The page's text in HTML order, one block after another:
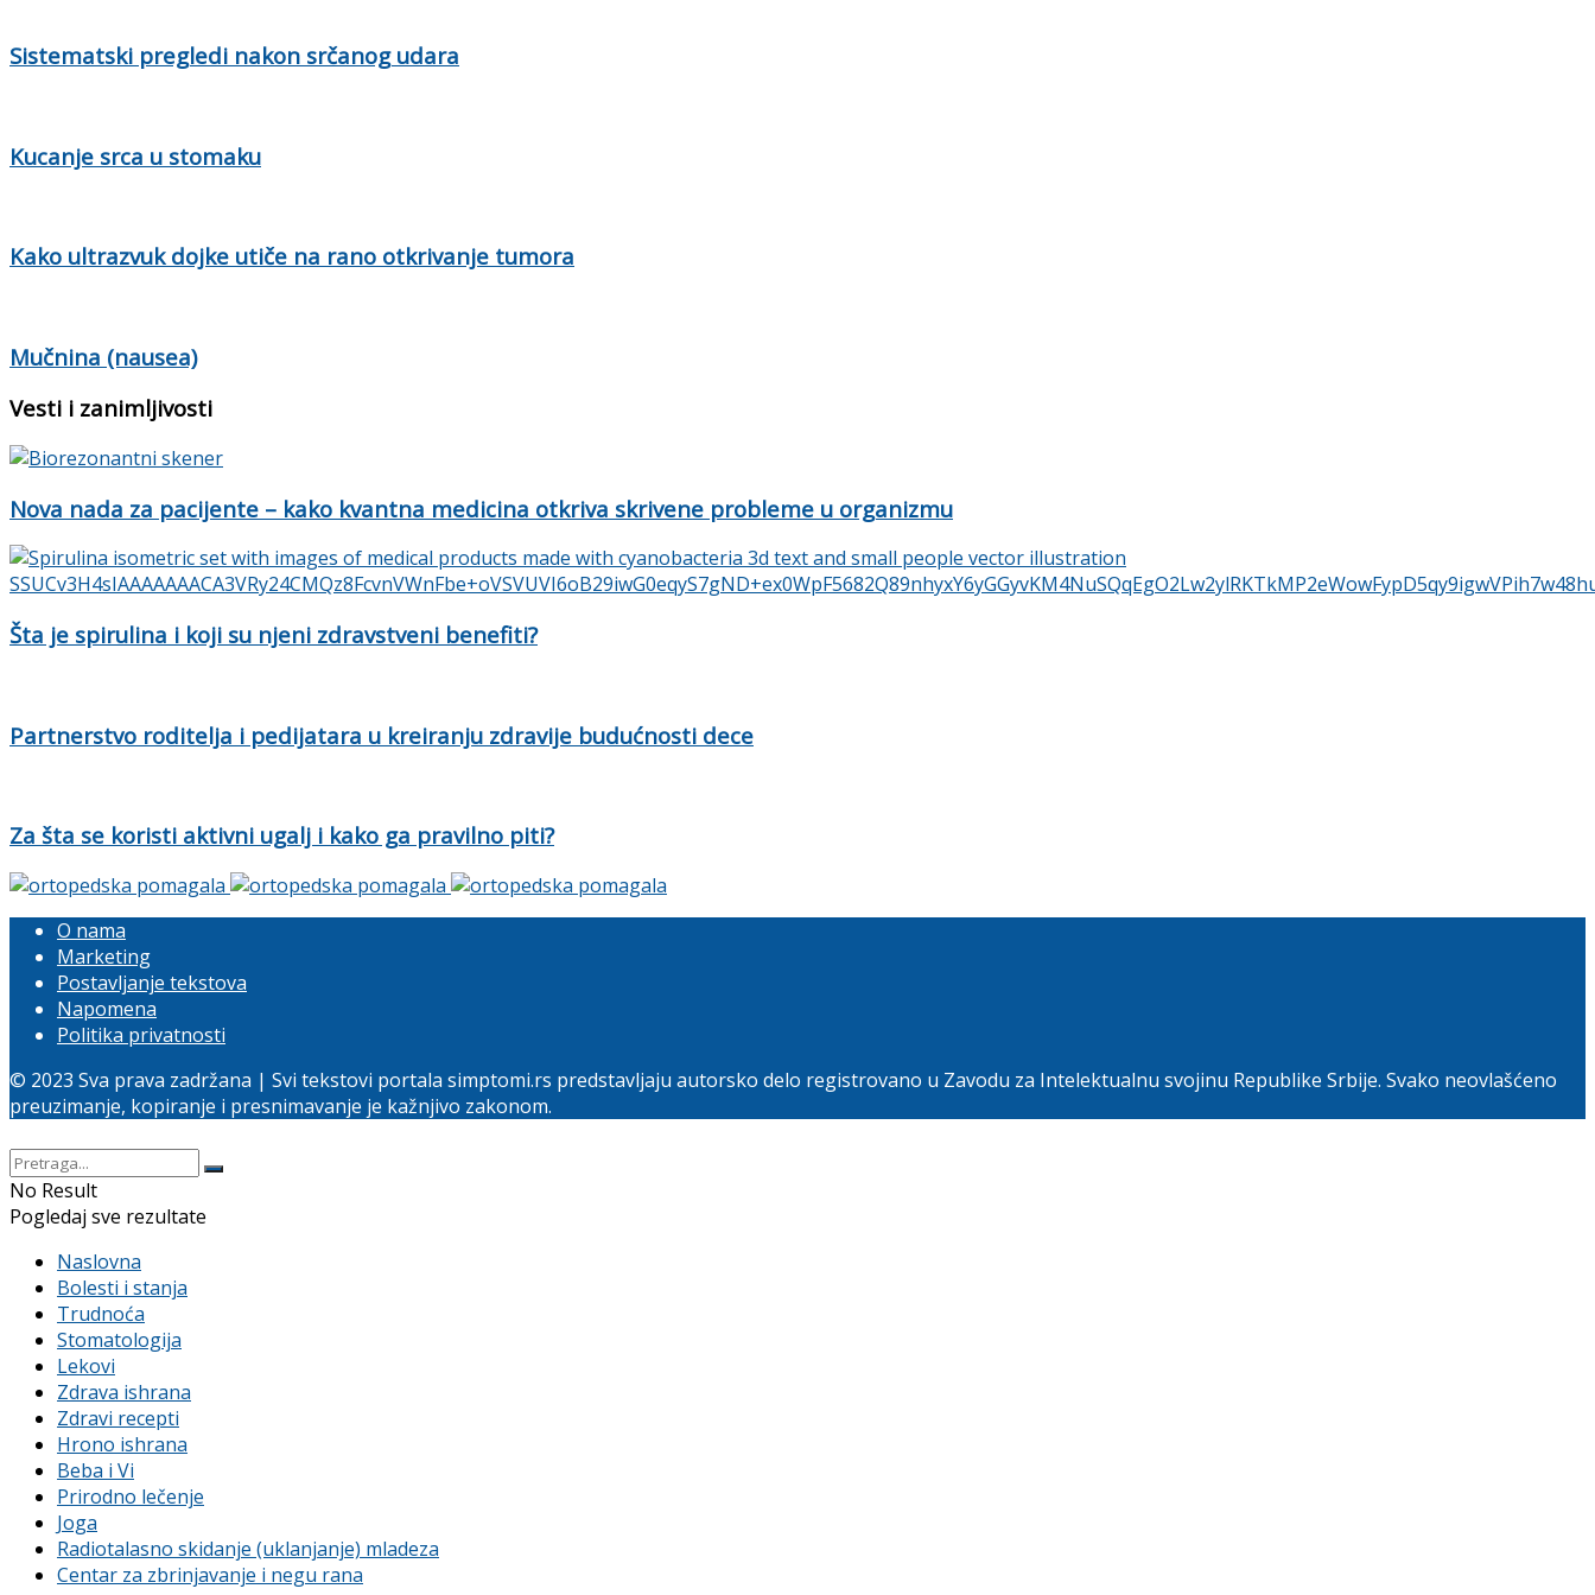
Sistematski pregledi nakon srčanog udara
Kucanje srca u stomaku
Kako ultrazvuk dojke utiče na rano otkrivanje tumora
Mučnina (nausea)
Vesti i zanimljivosti
Nova nada za pacijente – kako kvantna medicina otkriva skrivene probleme u organizmu
Šta je spirulina i koji su njeni zdravstveni benefiti?
Partnerstvo roditelja i pedijatara u kreiranju zdravije budućnosti dece
Za šta se koristi aktivni ugalj i kako ga pravilno piti?
O nama
Marketing
Postavljanje tekstova
Napomena
Politika privatnosti
© 2023 Sva prava zadržana | Svi tekstovi portala simptomi.rs predstavljaju autorsko delo registrovano u Zavodu za Intelektualnu svojinu Republike Srbije. Svako neovlašćeno
preuzimanje, kopiranje i presnimavanje je kažnjivo zakonom.
No Result
Pogledaj sve rezultate
Naslovna
Bolesti i stanja
Trudnoća
Stomatologija
Lekovi
Zdrava ishrana
Zdravi recepti
Hrono ishrana
Beba i Vi
Prirodno lečenje
Joga
Radiotalasno skidanje (uklanjanje) mladeza
Centar za zbrinjavanje i negu rana